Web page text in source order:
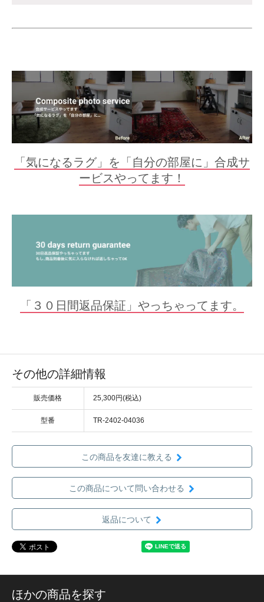
「気になるラグ」を「自分の部屋に」合成サ
ービスやってます！
「３０日間返品保証」やっちゃってます。
その他の詳細情報
販売価格 25,300円(税込)
型番 TR-2402-04036
この商品を友達に教える
この商品について問い合わせる
返品について
ほかの商品を探す